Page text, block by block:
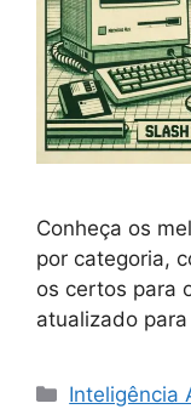
Conheça os
por categoria,
os certos para
atualizado
Categorias
Inteligência